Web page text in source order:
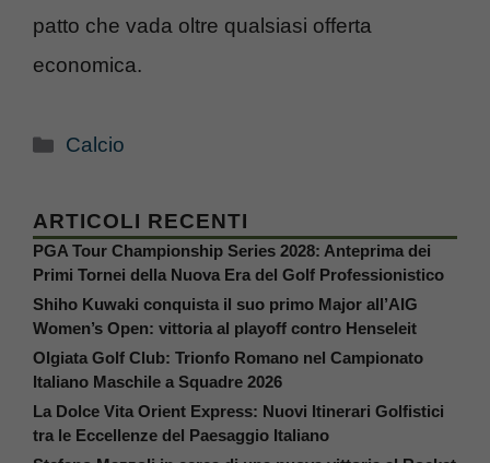
patto che vada oltre qualsiasi offerta
economica.
Categorie
Calcio
ARTICOLI RECENTI
PGA Tour Championship Series 2028: Anteprima dei
Primi Tornei della Nuova Era del Golf Professionistico
Shiho Kuwaki conquista il suo primo Major all’AIG
Women’s Open: vittoria al playoff contro Henseleit
Olgiata Golf Club: Trionfo Romano nel Campionato
Italiano Maschile a Squadre 2026
La Dolce Vita Orient Express: Nuovi Itinerari Golfistici
tra le Eccellenze del Paesaggio Italiano